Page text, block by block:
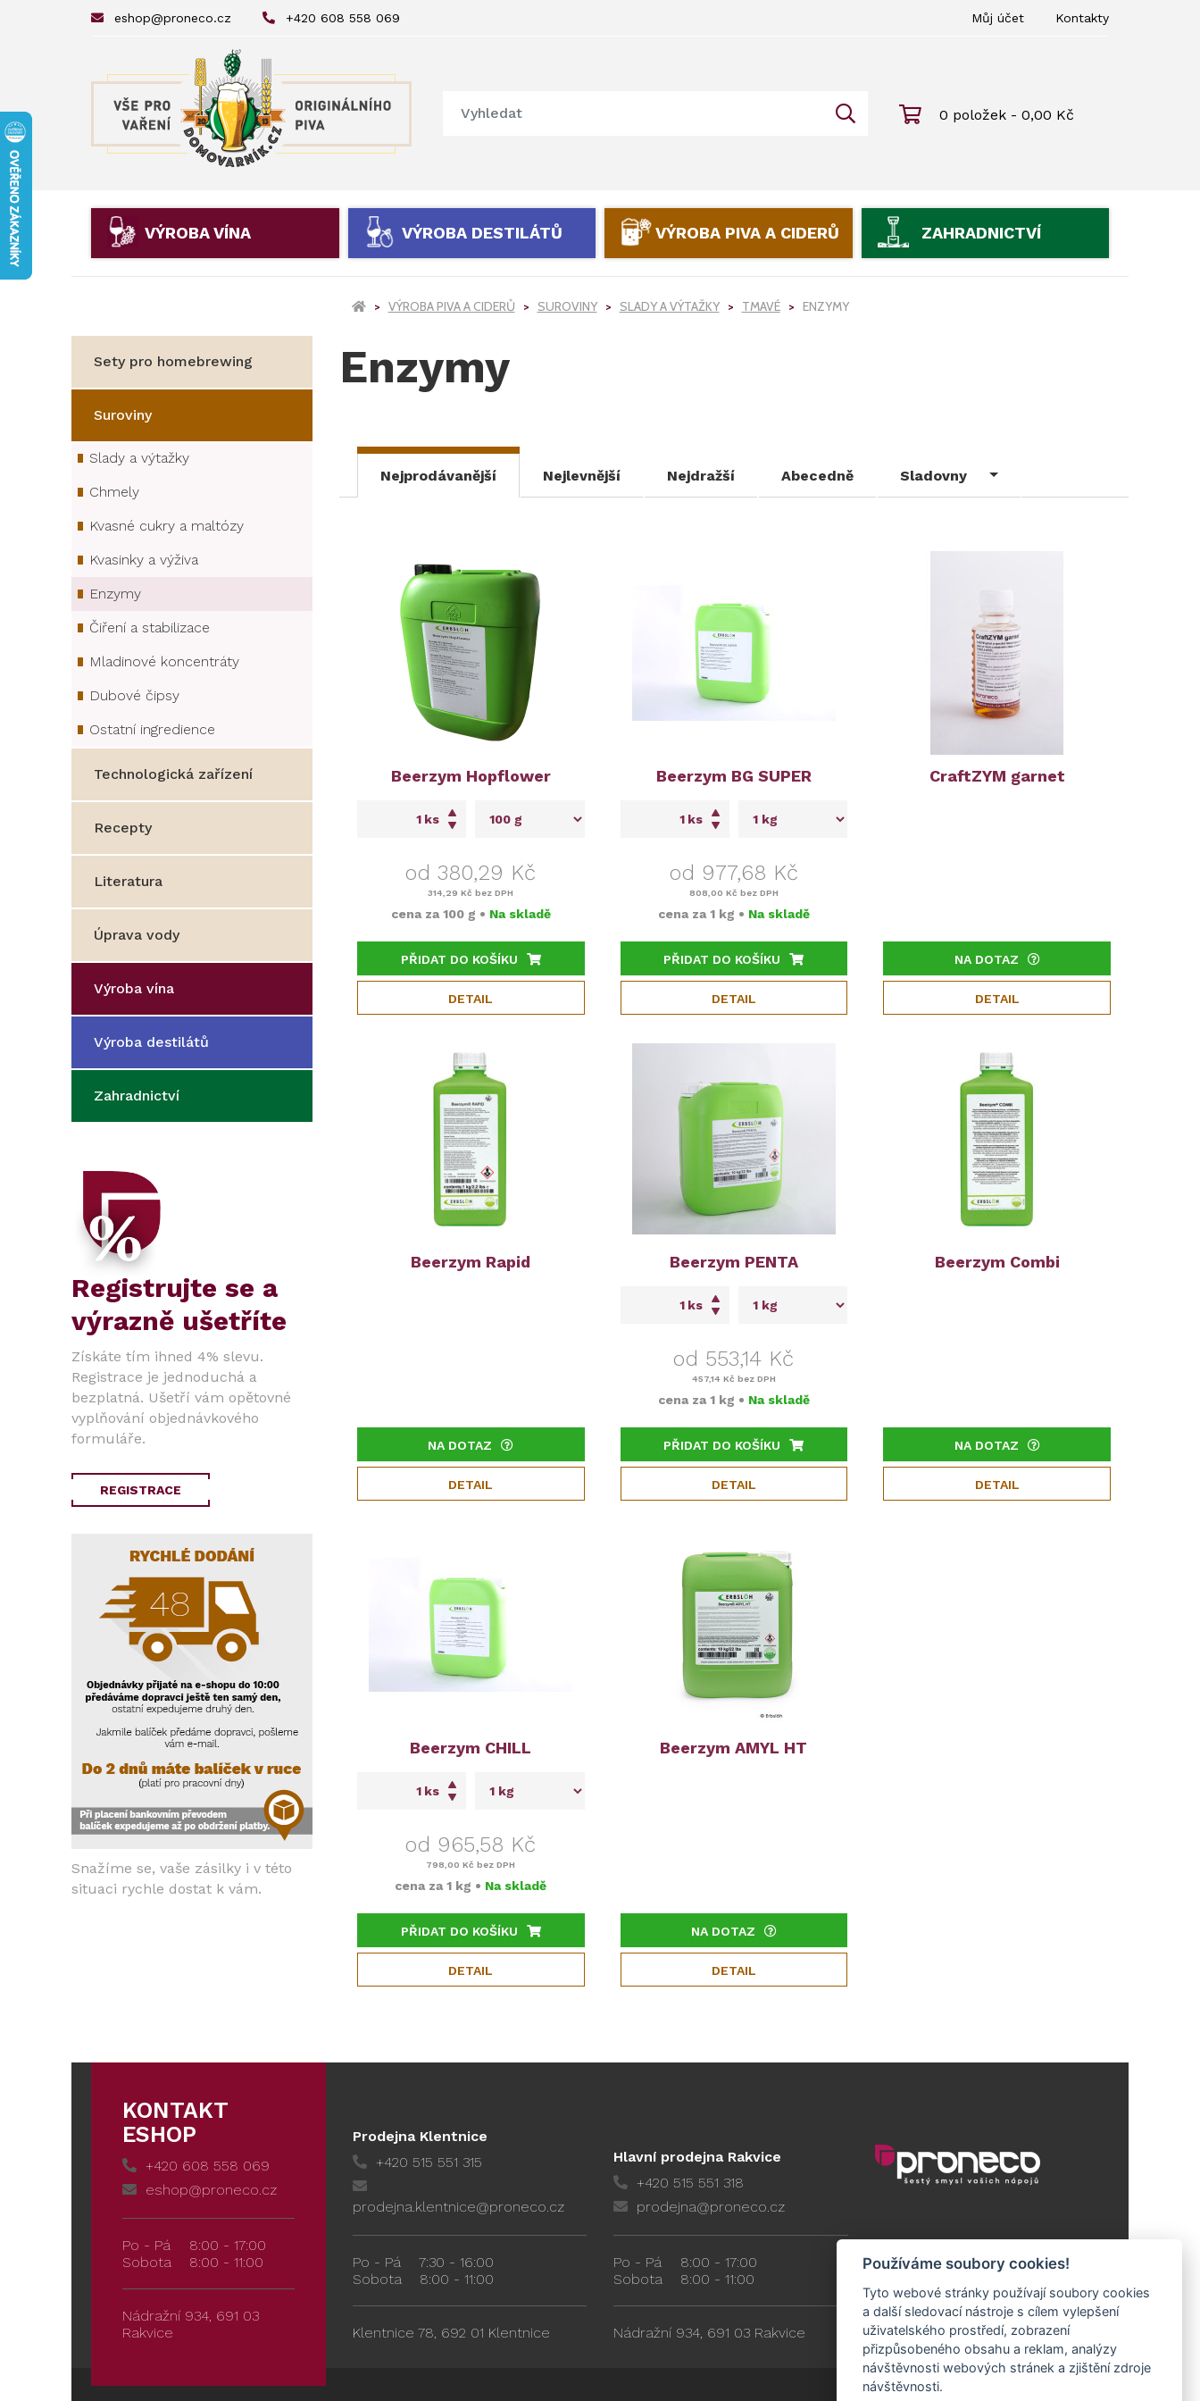
eshop@proneco.cz +420 608 558 069 Můj účet Kontakty
0 položek - 0,00 Kč
VÝROBA VÍNA VÝROBA DESTILÁTŮ VÝROBA PIVA A CIDERŮ ZAHRADNICTVÍ
VÝROBA PIVA A CIDERŮ SUROVINY SLADY A VÝTAŽKY TMAVÉ ENZYMY
Sety pro homebrewing
Suroviny
Slady a výtažky
Chmely
Kvasné cukry a maltózy
Kvasinky a výživa
Enzymy
Čiření a stabilizace
Mladinové koncentráty
Dubové čipsy
Ostatní ingredience
Technologická zařízení
Recepty
Literatura
Úprava vody
Výroba vína
Výroba destilátů
Zahradnictví
Registrujte se a
výrazně ušetříte
Získáte tím ihned 4% slevu.
Registrace je jednoduchá a
bezplatná. Ušetří vám opětovné
vyplňování objednávkového
formuláře.
REGISTRACE
Snažíme se, vaše zásilky i v této
situaci rychle dostat k vám.
Enzymy
Nejprodávanější Nejlevnější Nejdražší Abecedně Sladovny
Beerzym Hopflower
ks
od 380,29 Kč
314,29 Kč bez DPH
cena za 100 g • Na skladě
PŘIDAT DO KOŠÍKU
DETAIL
Beerzym BG SUPER
ks
od 977,68 Kč
808,00 Kč bez DPH
cena za 1 kg • Na skladě
PŘIDAT DO KOŠÍKU
DETAIL
CraftZYM garnet
NA DOTAZ
DETAIL
Beerzym Rapid
NA DOTAZ
DETAIL
Beerzym PENTA
ks
od 553,14 Kč
457,14 Kč bez DPH
cena za 1 kg • Na skladě
PŘIDAT DO KOŠÍKU
DETAIL
Beerzym Combi
NA DOTAZ
DETAIL
Beerzym CHILL
ks
od 965,58 Kč
798,00 Kč bez DPH
cena za1 kg • Na skladě
PŘIDAT DO KOŠÍKU
DETAIL
Beerzym AMYL HT
NA DOTAZ
DETAIL
KONTAKT
ESHOP
+420 608 558 069
eshop@proneco.cz
Po - Pá
8:00 - 17:00
Sobota
8:00 - 11:00
Nádražní 934, 691 03
Rakvice
Prodejna Klentnice
+420 515 551 315
prodejna.klentnice@proneco.cz
Po - Pá
7:30 - 16:00
Sobota
8:00 - 11:00
Klentnice 78, 692 01 Klentnice
Hlavní prodejna Rakvice
+420 515 551 318
prodejna@proneco.cz
Po - Pá
8:00 - 17:00
Sobota
8:00 - 11:00
Nádražní 934, 691 03 Rakvice
Používáme soubory cookies!
Tyto webové stránky používají soubory cookies
a další sledovací nástroje s cílem vylepšení
uživatelského prostředí, zobrazení
přizpůsobeného obsahu a reklam, analýzy
návštěvnosti webových stránek a zjištění zdroje
návštěvnosti.